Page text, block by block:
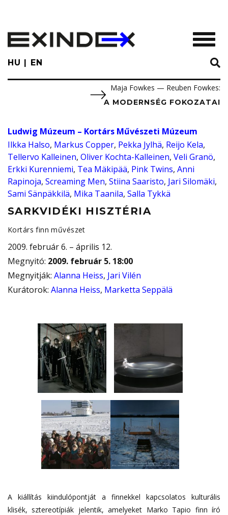
main
content
HU EN
Maja Fowkes — Reuben Fowkes:
A MODERNSÉG FOKOZATAI
Ludwig Múzeum – Kortárs Művészeti Múzeum
Ilkka Halso, Markus Copper, Pekka Jylhä, Reijo Kela,
Tellervo Kalleinen, Oliver Kochta-Kalleinen, Veli Granö,
Erkki Kurenniemi, Tea Mäkipää, Pink Twins, Anni
Rapinoja, Screaming Men, Stiina Saaristo, Jari Silomäki,
Sami Sänpäkkilä, Mika Taanila, Salla Tykkä
SARKVIDÉKI HISZTÉRIA
Kortárs finn művészet
2009. február 6. – április 12.
Megnyitó: 2009. február 5. 18:00
Megnyitják: Alanna Heiss, Jari Vilén
Kurátorok: Alanna Heiss, Marketta Seppälä
A kiállítás kiindulópontját a finnekkel kapcsolatos kulturális
klisék, sztereotípiák jelentik, amelyeket Marko Tapio finn író